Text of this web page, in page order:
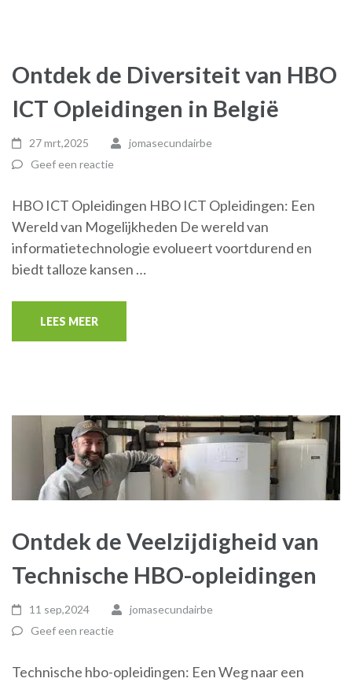
Ontdek de Diversiteit van HBO
ICT Opleidingen in België
27 mrt,2025
jomasecundairbe
Geef een reactie
HBO ICT Opleidingen HBO ICT Opleidingen: Een
Wereld van Mogelijkheden De wereld van
informatietechnologie evolueert voortdurend en
biedt talloze kansen …
LEES MEER
Ontdek de Veelzijdigheid van
Technische HBO-opleidingen
11 sep,2024
jomasecundairbe
Geef een reactie
Technische hbo-opleidingen: Een Weg naar een